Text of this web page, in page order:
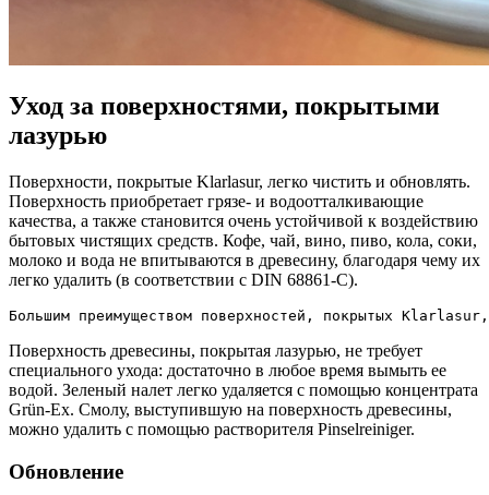
Уход за поверхностями, покрытыми
лазурью
Поверхности, покрытые Klarlasur, легко чистить и обновлять.
Поверхность приобретает грязе- и водоотталкивающие
качества, а также становится очень устойчивой к воздействию
бытовых чистящих средств. Кофе, чай, вино, пиво, кола, соки,
молоко и вода не впитываются в древесину, благодаря чему их
легко удалить (в соответствии с DIN 68861-C).
Большим преимуществом поверхностей, покрытых
Поверхность древесины, покрытая лазурью, не требует
специального ухода: достаточно в любое время вымыть ее
водой. Зеленый налет легко удаляется с помощью концентрата
Grün-Ex. Смолу, выступившую на поверхность древесины,
можно удалить с помощью растворителя Pinselreiniger.
Обновление